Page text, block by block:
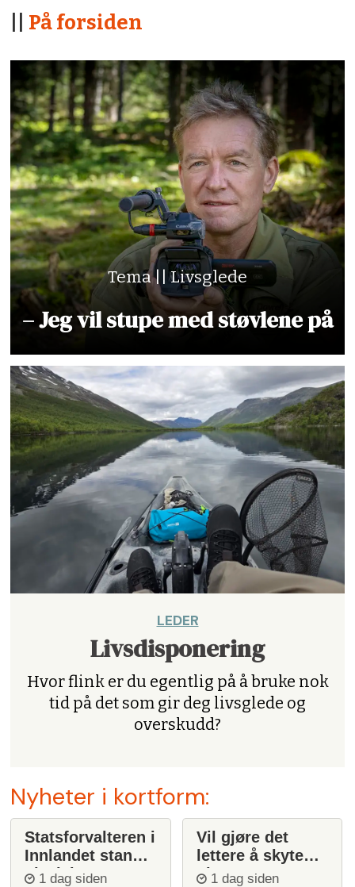
På forsiden
Tema || Livsglede
– Jeg vil stupe med støvlene på
LEDER
Livsdisponering
Hvor flink er du egentlig på å bruke nok
tid på det som gir deg livsglede og
overskudd?
Nyheter i kortform:
Statsforvalteren i
Innlandet stanser
ulvejakt
1 dag siden
Vil gjøre det
lettere å skyte
ulv1 dag siden